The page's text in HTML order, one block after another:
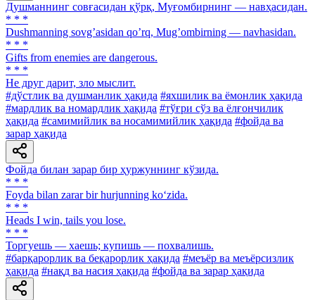
Душманнинг совғасидан қўрқ, Муғомбирнинг — навҳасидан.
* * *
Dushmanning sovgʼasidan qoʼrq, Mugʼombirning — navhasidan.
* * *
Gifts from enemies are dangerous.
* * *
Не друг дарит, зло мыслит.
#дўстлик ва душманлик ҳақида #яхшилик ва ёмонлик ҳақида
#мардлик ва номардлик ҳақида #тўғри сўз ва ёлғончилик
ҳақида #самимийлик ва носамимийлик ҳақида #фойда ва
зарар ҳақида
Фойда билан зарар бир ҳуржуннинг кўзида.
* * *
Foyda bilan zarar bir hurjunning ko‘zida.
* * *
Heads I win, tails you lose.
* * *
Торгуешь — хаешь; купишь — похвалишь.
#барқарорлик ва беқарорлик ҳақида #меъёр ва меъёрсизлик
ҳақида #нақд ва насия ҳақида #фойда ва зарар ҳақида